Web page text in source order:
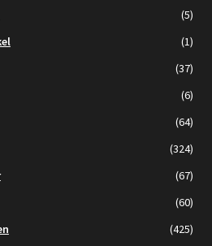
(5)
(1)
(37)
(6)
(64)
(324)
(67)
(60)
(425)